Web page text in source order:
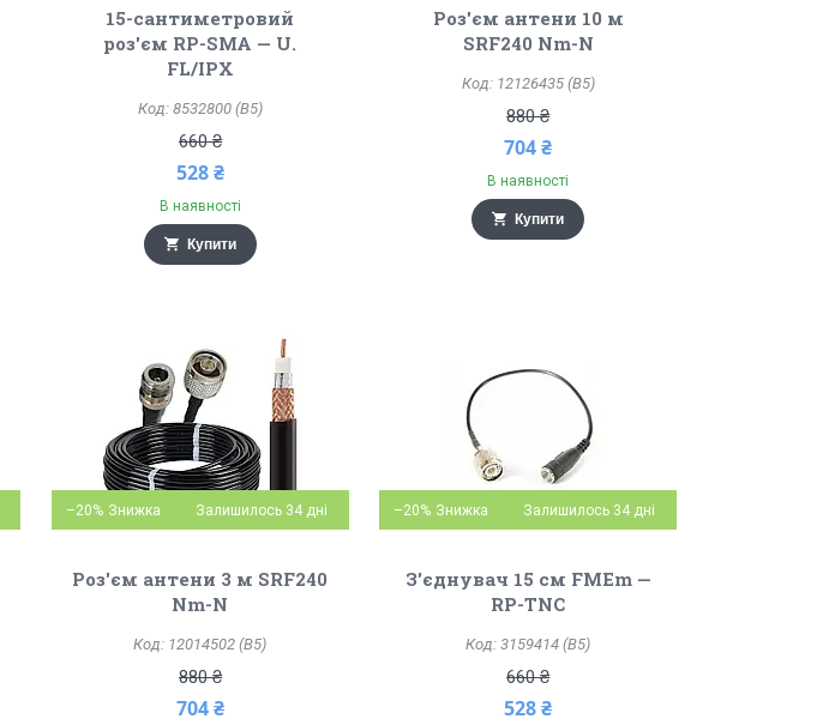
15-сантиметровий
роз'єм RP-SMA — U.
FL/IPX
8532800 (B5)
660 ₴
528 ₴
В наявності
Купити
Роз'єм антени 10 м
SRF240 Nm-N
12126435 (B5)
880 ₴
704 ₴
В наявності
Купити
–20% Залишилось 34 дні
Роз'єм антени 3 м SRF240
Nm-N
12014502 (B5)
880 ₴
704 ₴
–20% Залишилось 34 дні
З'єднувач 15 см FMEm —
RP-TNC
3159414 (B5)
660 ₴
528 ₴